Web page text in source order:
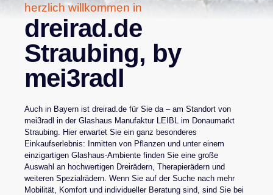
herzlich willkommen in
dreirad.de
Straubing, by
mei3radl
Auch in Bayern ist dreirad.de für Sie da – am Standort von
mei3radl in der Glashaus Manufaktur LEIBL im Donaumarkt
Straubing. Hier erwartet Sie ein ganz besonderes
Einkaufserlebnis: Inmitten von Pflanzen und unter einem
einzigartigen Glashaus-Ambiente finden Sie eine große
Auswahl an hochwertigen Dreirädern, Therapierädern und
weiteren Spezialrädern. Wenn Sie auf der Suche nach mehr
Mobilität, Komfort und individueller Beratung sind, sind Sie bei